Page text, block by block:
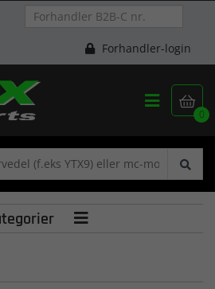
Forhandler-login

0

